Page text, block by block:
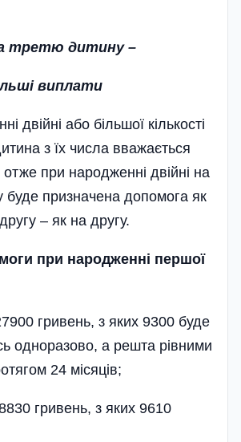
третю дитину –
виплати
дві­й­ні або більшої кількості
з їх числа вважається
при народженні двійні на
буде призначена допомога як
– як на другу.
при народженні першої
гривень, з яких 9300 буде
одноразово, а решта рівними
24 місяців;
гривень, з яких 9610